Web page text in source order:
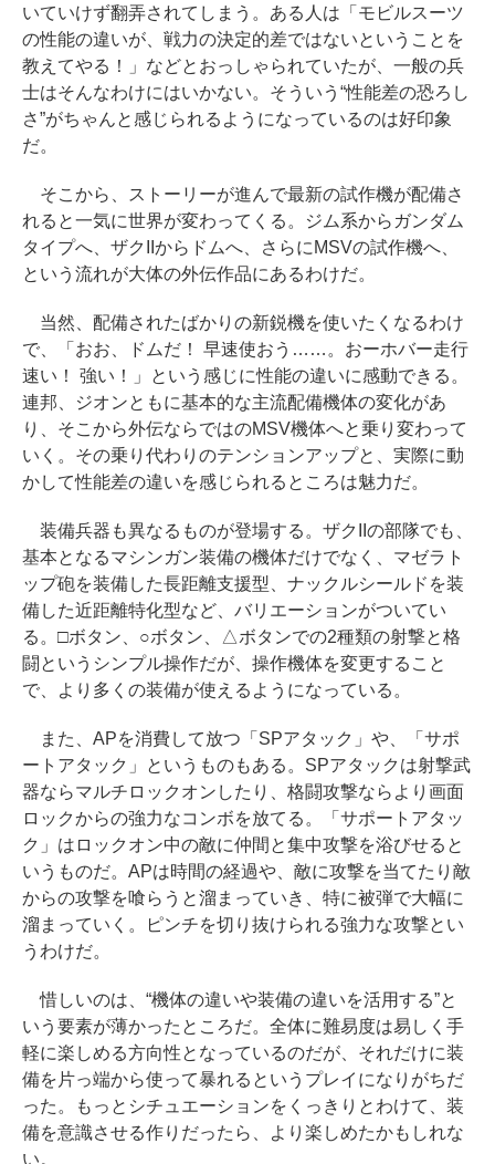
いていけず翻弄されてしまう。ある人は「モビルスーツ
の性能の違いが、戦力の決定的差ではないということを
教えてやる！」などとおっしゃられていたが、一般の兵
士はそんなわけにはいかない。そういう“性能差の恐ろし
さ”がちゃんと感じられるようになっているのは好印象
だ。
そこから、ストーリーが進んで最新の試作機が配備さ
れると一気に世界が変わってくる。ジム系からガンダム
タイプへ、ザクIIからドムへ、さらにMSVの試作機へ、
という流れが大体の外伝作品にあるわけだ。
当然、配備されたばかりの新鋭機を使いたくなるわけ
で、「おお、ドムだ！ 早速使おう……。おーホバー走行
速い！ 強い！」という感じに性能の違いに感動できる。
連邦、ジオンともに基本的な主流配備機体の変化があ
り、そこから外伝ならではのMSV機体へと乗り変わって
いく。その乗り代わりのテンションアップと、実際に動
かして性能差の違いを感じられるところは魅力だ。
装備兵器も異なるものが登場する。ザクIIの部隊でも、
基本となるマシンガン装備の機体だけでなく、マゼラト
ップ砲を装備した長距離支援型、ナックルシールドを装
備した近距離特化型など、バリエーションがついてい
る。□ボタン、○ボタン、△ボタンでの2種類の射撃と格
闘というシンプル操作だが、操作機体を変更すること
で、より多くの装備が使えるようになっている。
また、APを消費して放つ「SPアタック」や、「サポ
ートアタック」というものもある。SPアタックは射撃武
器ならマルチロックオンしたり、格闘攻撃ならより画面
ロックからの強力なコンボを放てる。「サポートアタッ
ク」はロックオン中の敵に仲間と集中攻撃を浴びせると
いうものだ。APは時間の経過や、敵に攻撃を当てたり敵
からの攻撃を喰らうと溜まっていき、特に被弾で大幅に
溜まっていく。ピンチを切り抜けられる強力な攻撃とい
うわけだ。
惜しいのは、“機体の違いや装備の違いを活用する”と
いう要素が薄かったところだ。全体に難易度は易しく手
軽に楽しめる方向性となっているのだが、それだけに装
備を片っ端から使って暴れるというプレイになりがちだ
った。もっとシチュエーションをくっきりとわけて、装
備を意識させる作りだったら、より楽しめたかもしれな
い。